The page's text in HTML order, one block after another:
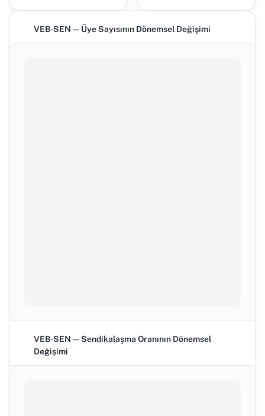
VEB-SEN — Üye Sayısının Dönemsel Değişimi
VEB-SEN — Sendikalaşma Oranının Dönemsel
Değişimi